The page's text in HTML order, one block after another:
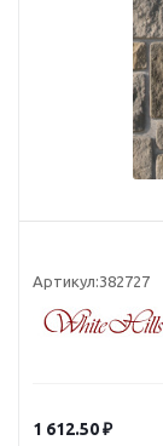
Артикул:382727
1 612.50₽